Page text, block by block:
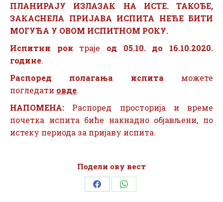
ПЛАНИРАЈУ ИЗЛАЗАК НА ИСТЕ. ТАКОЂЕ,
ЗАКАСНЕЛА ПРИЈАВА ИСПИТА НЕЋЕ БИТИ
МОГУЋА У ОВОМ ИСПИТНОМ РОКУ.
Испитни роктраје од 05.10. до 16.10.2020.
године.
Распоред полагања испита можете
погледати овде.
НАПОМЕНА: Распоред просторија и време
почетка испита биће накнадно објављени, по
истеку периода за пријаву испита.
Подели ову вест
Share Share